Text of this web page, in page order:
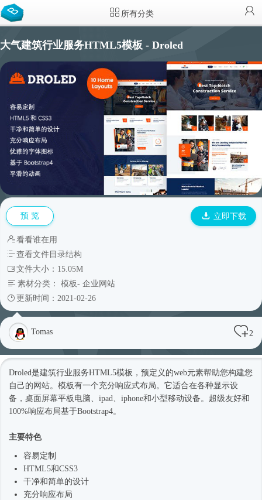
所有分类
大气建筑行业服务HTML5模板 - Droled
预 览 立即下载
看看谁在用
查看文件目录结构
文件大小：15.05M
素材分类： 模板- 企业网站
更新时间：2021-02-26
Tomas 2
Droled是建筑行业服务HTML5模板 ，预定义的web元素帮助您构建您
自己的网站。模板有一个充分响应式布局。它适合在各种显示设
备，桌面屏幕平板电脑、ipad、iphone和小型移动设备。超级友好和
100%响应布局基于Bootstrap4。
主要特色
容易定制
HTML5和CSS3
干净和简单的设计
充分响应布局